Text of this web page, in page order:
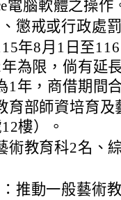
電腦軟體之操作
懲戒或行政處
年8月1日至
為限，倘有延
1年，商借期間
育部師資培育
樓）。
術教育科2名、
推動一般藝術